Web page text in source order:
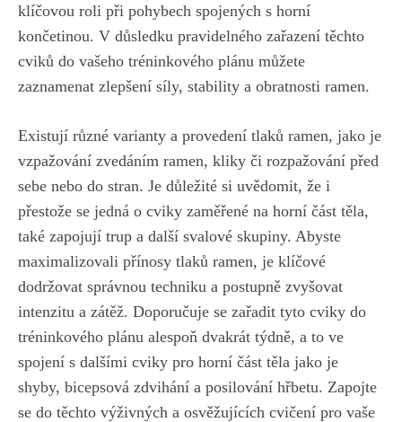
klíčovou roli při pohybech spojených s horní
končetinou. V důsledku pravidelného zařazení těchto
cviků do vašeho tréninkového plánu⁤ můžete
zaznamenat zlepšení síly, stability a obratnosti ‍ramen.
Existují různé varianty a provedení tlaků ramen, jako je
vzpažování zvedáním ramen, kliky či rozpažování před
sebe nebo⁣ do stran. Je důležité si ⁢uvědomit, že i
přestože se⁤ jedná o cviky zaměřené na horní část těla,
také zapojují trup ⁢a další svalové skupiny. Abyste
maximalizovali přínosy tlaků ramen, je klíčové
dodržovat správnou techniku a ​postupně​ zvyšovat
intenzitu⁤ a zátěž. Doporučuje se zařadit tyto cviky do
tréninkového plánu alespoň dvakrát týdně, a to‌ ve
spojení s dalšími cviky pro ⁤horní část těla jako je
shyby, bicepsová zdvihání a⁣ posilování hřbetu. Zapojte
se do těchto výživných a osvěžujících cvičení pro vaše